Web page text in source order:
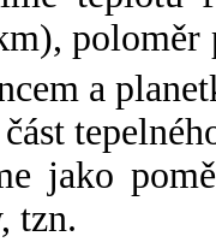
a
jako
tzn.